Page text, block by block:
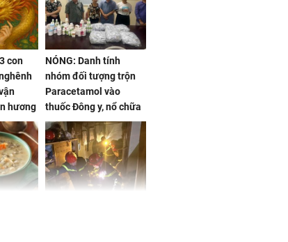
con
hương
về
NÓNG: Danh tính
nhóm đối tượng trộn
Paracetamol vào
thuốc Đông y, nổ chữa
bách bệnh